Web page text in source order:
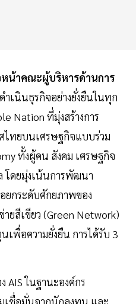
น้าคณะผู้บริหารด้านการ
ำเนินธุรกิจอย่างยั่งยืนในทุก
Nation ที่มุ่งสร้างการ
ไทยบนเศรษฐกิจแบบร่วม
ทั้งผู้คน สังคม เศรษฐกิจ
โดยมุ่งเน้นการพัฒนา
ยกระดับศักยภาพของ
ายสีเขียว (Green Network)
เพื่อความยั่งยืน การได้รับ 3
AIS ในฐานะองค์กร